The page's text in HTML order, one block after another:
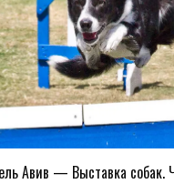
А можно простоподписаться на
Авив — Выставка собак.